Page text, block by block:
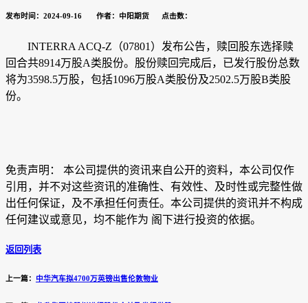
发布时间：2024-09-16 作者：中阳期货 点击数：
INTERRA ACQ-Z （07801）发布公告，赎回股东选择赎
回合共8914万股A类股份。股份赎回完成后，已发行股份总数
将为3598.5万股，包括1096万股A类股份及2502.5万股B类股
份。
免责声明： 本公司提供的资讯来自公开的资料，本公司仅作
引用，并不对这些资讯的准确性、有效性、及时性或完整性做
出任何保证，及不承担任何责任。本公司提供的资讯并不构成
任何建议或意见，均不能作为 阁下进行投资的依据。
返回列表
上一篇： 中华汽车拟4700万英镑出售伦敦物业